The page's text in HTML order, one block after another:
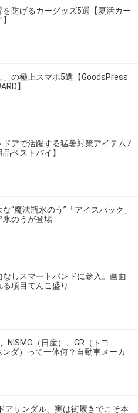
を防げるカーグッズ5選【夏活カー
」の極上スマホ5選【GoodsPress
】
ドアで活躍する猛暑対策アイテム7
ベストバイ】
“魔法瓶氷のう”「アイスパック」
氷のうが登場
なしスマートバンドに参入。画面
項目てんこ盛り
NISMO（日産）、GR（トヨ
ンダ）って一体何？自動車メーカ
アサンダル、実は街履きでこそ本